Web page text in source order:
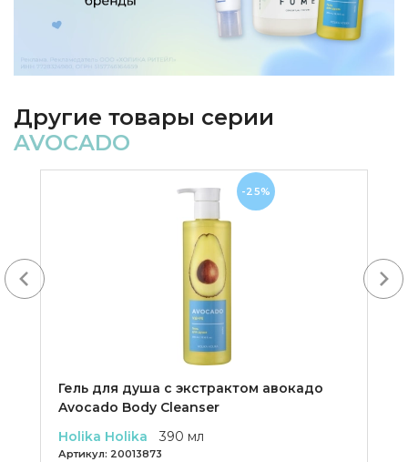
Другие товары серии
AVOCADO
Гель для душа с экстрактом авокадо
Avocado Body Cleanser
Holika Holika
390 мл
Артикул: 20013873
-25%